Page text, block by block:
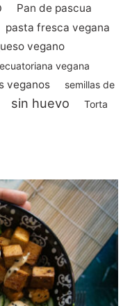
Pan de pascua
pasta fresca vegana
vegano
vegana
veganos
semillas de
sin huevo
Torta